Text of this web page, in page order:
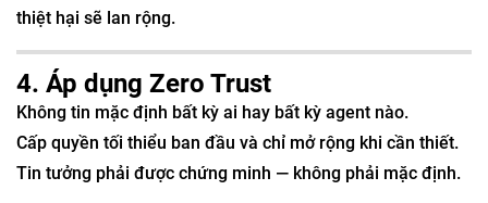
thiệt hại sẽ lan rộng.
4. Áp dụng Zero Trust
Không tin mặc định bất kỳ ai hay bất kỳ agent nào.
Cấp quyền tối thiểu ban đầu và chỉ mở rộng khi cần thiết.
Tin tưởng phải được chứng minh — không phải mặc định.